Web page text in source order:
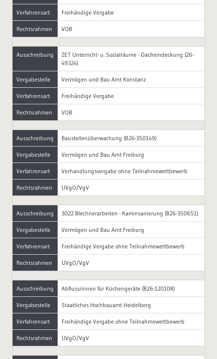
Verfahrensart Freihändige Vergabe
Rechtsrahmen VOB
Ausschreibung
ZET Unterricht- u. Sozialräume - Dacheindeckung (26-
49324)
Vergabestelle Vermögen und Bau Amt Konstanz
Verfahrensart Freihändige Vergabe
Rechtsrahmen VOB
Ausschreibung Baustellenüberwachung (B26-350149)
Vergabestelle Vermögen und Bau Amt Freiburg
Verfahrensart Verhandlungsvergabe ohne Teilnahmewettbewerb
Rechtsrahmen UVgO/VgV
Ausschreibung 3022 Blechnerarbeiten - Kaminsanierung (B26-350651)
Vergabestelle Vermögen und Bau Amt Freiburg
Verfahrensart Freihändige Vergabe ohne Teilnahmewettbewerb
Rechtsrahmen UVgO/VgV
Ausschreibung Abflussrinnen für Küchengeräte (B26-120108)
Vergabestelle Staatliches Hochbauamt Heidelberg
Verfahrensart Freihändige Vergabe ohne Teilnahmewettbewerb
Rechtsrahmen UVgO/VgV